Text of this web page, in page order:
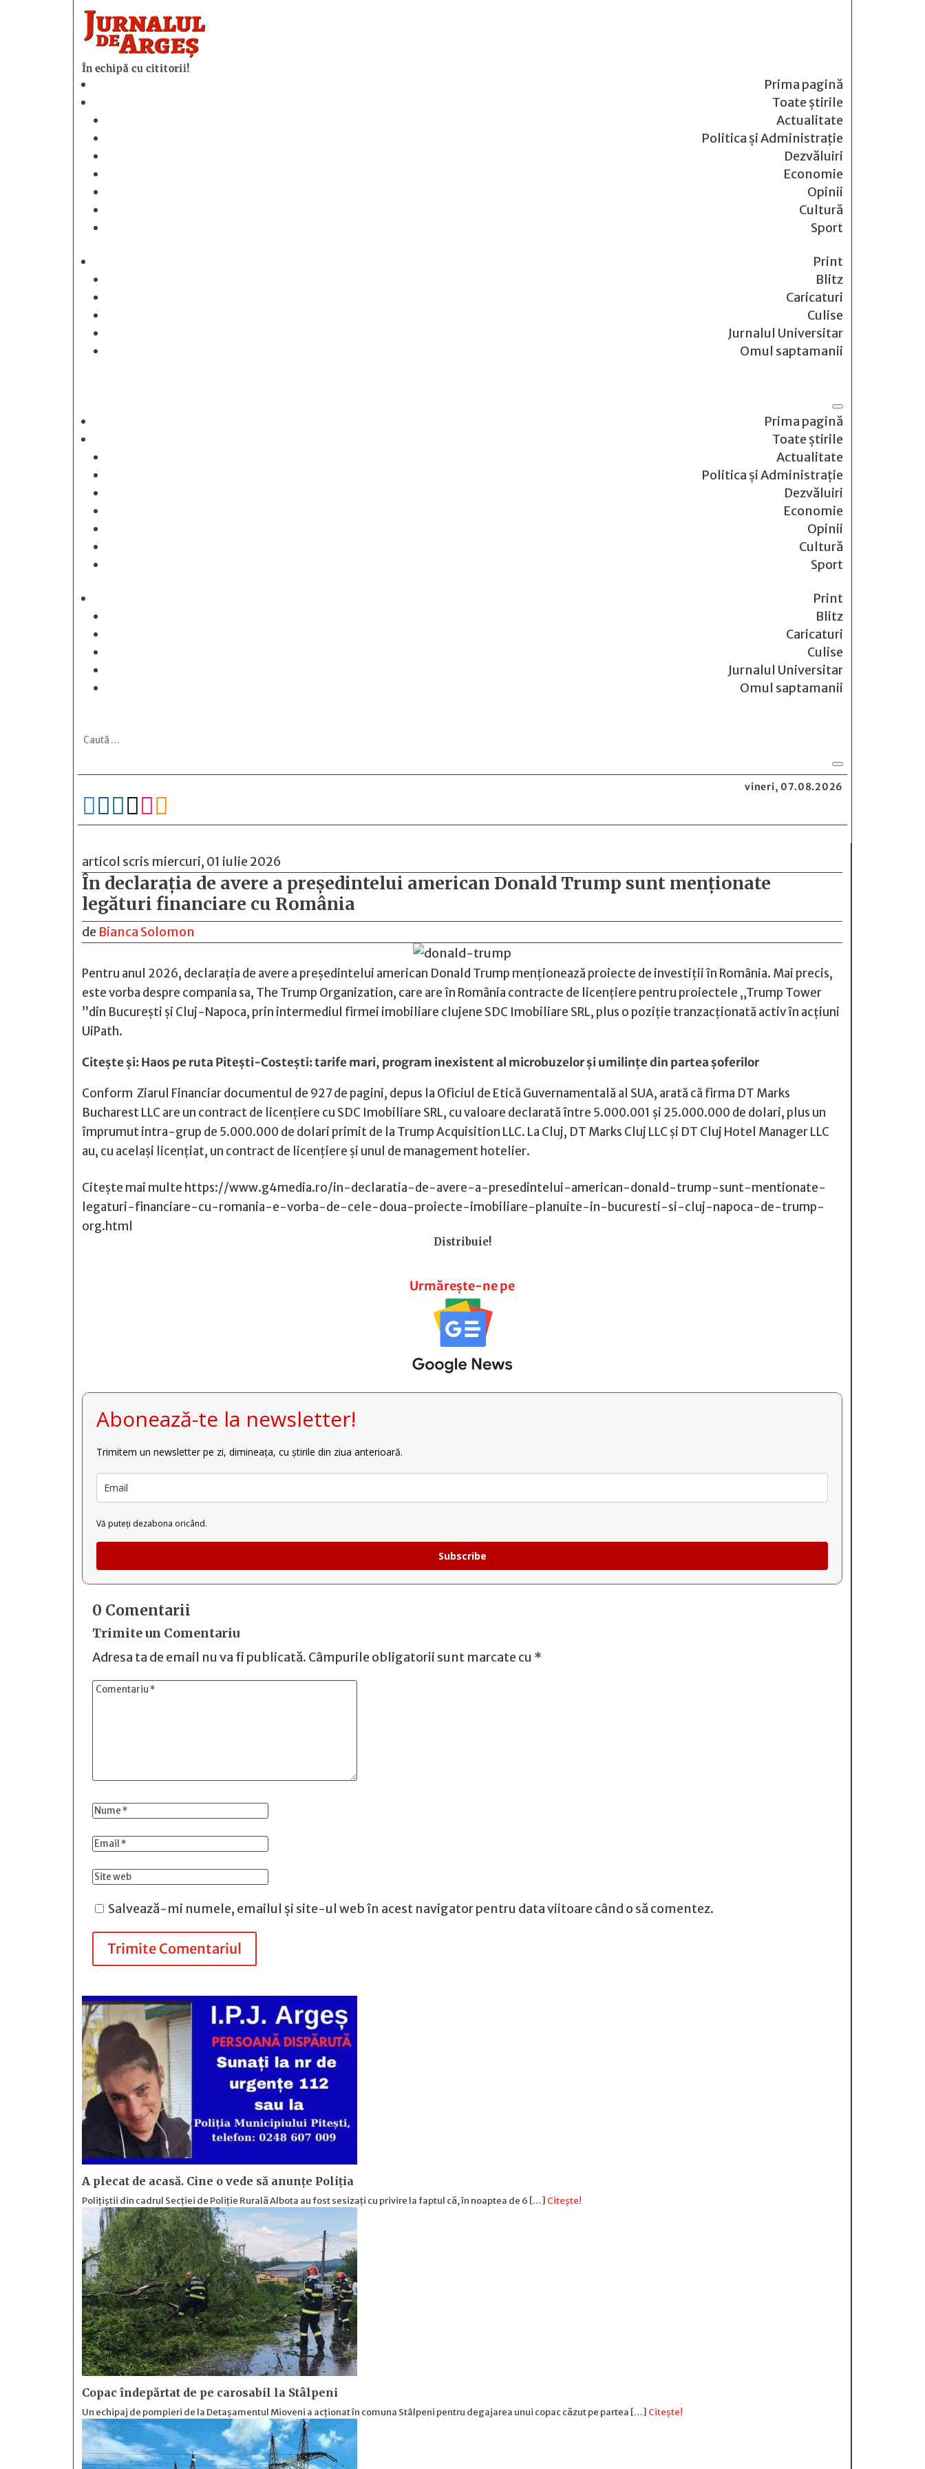
În echipă cu cititorii!
Prima pagină
Toate știrile
Actualitate
Politica și Administrație
Dezvăluiri
Economie
Opinii
Cultură
Sport
Print
Blitz
Caricaturi
Culise
Jurnalul Universitar
Omul saptamanii
Prima pagină
Toate știrile
Actualitate
Politica și Administrație
Dezvăluiri
Economie
Opinii
Cultură
Sport
Print
Blitz
Caricaturi
Culise
Jurnalul Universitar
Omul saptamanii
vineri, 07.08.2026

articol scris miercuri, 01 iulie 2026
În declarația de avere a președintelui american Donald Trump sunt menționate
legături financiare cu România
de Bianca Solomon
Pentru anul 2026, declaraţia de avere a preşedintelui american Donald Trump menționează proiecte de investiții în România. Mai precis,
este vorba despre compania sa, The Trump Organization, care are în România contracte de licenţiere pentru proiectele „Trump Tower
”din Bucureşti şi Cluj-Napoca, prin intermediul firmei imobiliare clujene SDC Imobiliare SRL, plus o poziţie tranzacţionată activ în acţiuni
UiPath.
Citește și:Haos pe ruta Piteşti-Costeşti: tarife mari, program inexistent al microbuzelor şi umilinţe din partea şoferilor
Conform Ziarul Financiar documentul de 927 de pagini, depus la Oficiul de Etică Guvernamentală al SUA, arată că firma DT Marks
Bucharest LLC are un contract de licenţiere cu SDC Imobiliare SRL, cu valoare declarată între 5.000.001 şi 25.000.000 de dolari, plus un
împrumut intra-grup de 5.000.000 de dolari primit de la Trump Acquisition LLC. La Cluj, DT Marks Cluj LLC şi DT Cluj Hotel Manager LLC
au, cu acelaşi licenţiat, un contract de licenţiere şi unul de management hotelier.
Citește mai multe https://www.g4media.ro/in-declaratia-de-avere-a-presedintelui-american-donald-trump-sunt-mentionate-
legaturi-financiare-cu-romania-e-vorba-de-cele-doua-proiecte-imobiliare-planuite-in-bucuresti-si-cluj-napoca-de-trump-
org.html
Distribuie!
Urmărește-ne pe
Abonează-te la newsletter!
Trimitem un newsletter pe zi, dimineața, cu știrile din ziua anterioară.
Vă puteți dezabona oricând.
Subscribe
0 Comentarii
Trimite un Comentariu
Adresa ta de email nu va fi publicată. Câmpurile obligatorii sunt marcate cu *
Salvează-mi numele, emailul și site-ul web în acest navigator pentru data viitoare când o să comentez.
Trimite Comentariul
A plecat de acasă. Cine o vede să anunțe Poliția
Polițiștii din cadrul Secției de Poliție Rurală Albota au fost sesizați cu privire la faptul că, în noaptea de 6 […] Citește!
Copac îndepărtat de pe carosabil la Stâlpeni
Un echipaj de pompieri de la Detașamentul Mioveni a acționat în comuna Stâlpeni pentru degajarea unui copac căzut pe partea […] Citește!